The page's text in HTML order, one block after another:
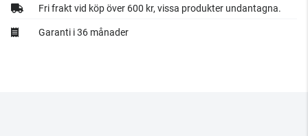
Fri frakt vid köp över 600 kr, vissa produkter undantagna.
Garanti i 36 månader